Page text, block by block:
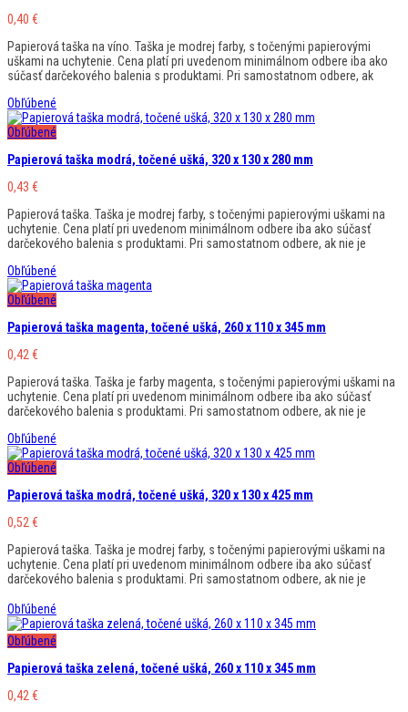
0,40 €
Papierová taška na víno. Taška je modrej farby, s točenými papierovými
uškami na uchytenie. Cena platí pri uvedenom minimálnom odbere iba ako
súčasť darčekového balenia s produktami. Pri samostatnom odbere, ak
Obľúbené
Obľúbené
Papierová taška modrá, točené ušká, 320 x 130 x 280 mm
0,43 €
Papierová taška. Taška je modrej farby, s točenými papierovými uškami na
uchytenie. Cena platí pri uvedenom minimálnom odbere iba ako súčasť
darčekového balenia s produktami. Pri samostatnom odbere, ak nie je
Obľúbené
Obľúbené
Papierová taška magenta, točené ušká, 260 x 110 x 345 mm
0,42 €
Papierová taška. Taška je farby magenta, s točenými papierovými uškami na
uchytenie. Cena platí pri uvedenom minimálnom odbere iba ako súčasť
darčekového balenia s produktami. Pri samostatnom odbere, ak nie je
Obľúbené
Obľúbené
Papierová taška modrá, točené ušká, 320 x 130 x 425 mm
0,52 €
Papierová taška. Taška je modrej farby, s točenými papierovými uškami na
uchytenie. Cena platí pri uvedenom minimálnom odbere iba ako súčasť
darčekového balenia s produktami. Pri samostatnom odbere, ak nie je
Obľúbené
Obľúbené
Papierová taška zelená, točené ušká, 260 x 110 x 345 mm
0,42 €